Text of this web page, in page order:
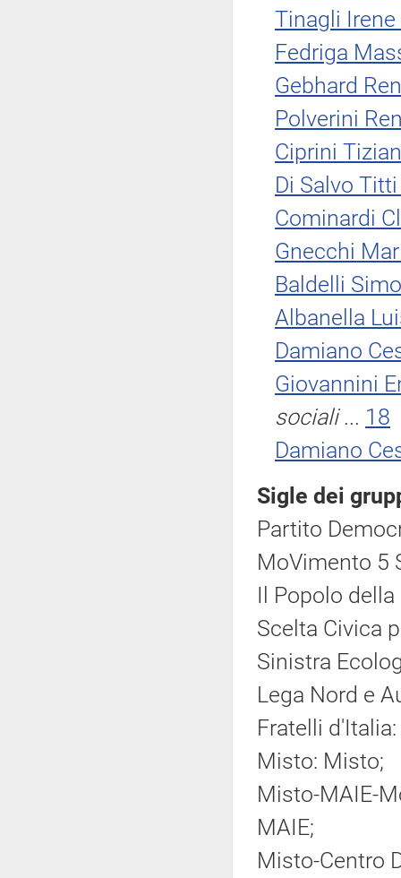
Tinagli Irene
Fedriga
Gebhard
Polverini
Ciprini
Di Salvo Titti
Cominardi
Gnecchi
Baldelli
Albanella
Damiano
Giovannini
sociali... 18
Damiano
Sigle dei
Partito
MoVimento 5
Il Popolo
Scelta Civica
Sinistra
Lega Nord e
Fratelli d'Italia:
Misto: Misto;
Misto-MAIE-
MAIE;
Misto-Centro